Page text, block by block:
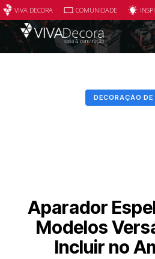
VIVA DECORA COMUNIDADE
DECORAÇÃO DE
Aparador
Modelos
Incluir no